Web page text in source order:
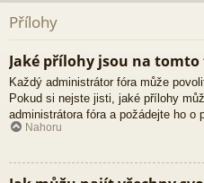
Přílohy
Jaké přílohy jsou na
Každý administrátor fóra může
Pokud si nejste jisti, jaké přílohy
administrátora fóra a požádejte ho o
Nahoru